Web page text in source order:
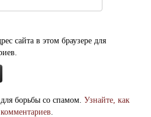
сайта в этом браузере для
борьбы со спамом. Узнайте, как
.